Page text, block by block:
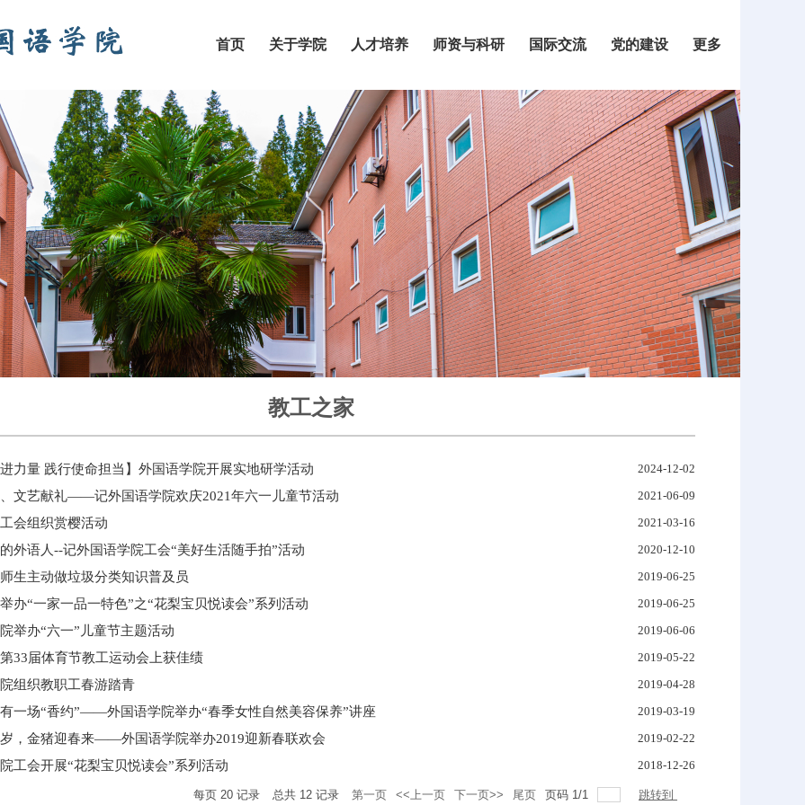
首页 关于学院 人才培养 师资与科研 国际交流 党的建设 更多
教工之家
进力量 践行使命担当】外国语学院开展实地研学活动 2024-12-02
文艺献礼——记外国语学院欢庆2021年六一儿童节活动 2021-06-09
会组织赏樱活动 2021-03-16
外语人--记外国语学院工会“美好生活随手拍”活动 2020-12-10
生主动做垃圾分类知识普及员 2019-06-25
办“一家一品一特色”之“花梨宝贝悦读会”系列活动 2019-06-25
举办“六一”儿童节主题活动 2019-06-06
33届体育节教工运动会上获佳绩 2019-05-22
组织教职工春游踏青 2019-04-28
一场“香约”——外国语学院举办“春季女性自然美容保养”讲座 2019-03-19
，金猪迎春来——外国语学院举办2019迎新春联欢会 2019-02-22
工会开展“花梨宝贝悦读会”系列活动 2018-12-26
每页 20 记录 总共 12 记录 第一页 <<上一页 下一页>> 尾页 页码 1/1 跳转到